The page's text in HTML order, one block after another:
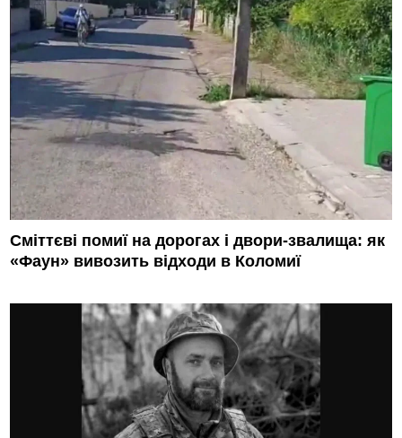
Сміттєві помиї на дорогах і двори-звалища: як
«Фаун» вивозить відходи в Коломиї